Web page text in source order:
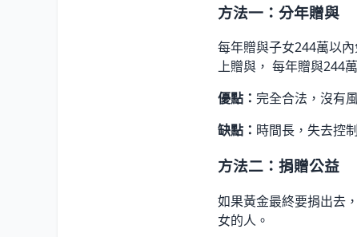
方法一：分年贈與
每年贈與子女244萬以
上贈與， 每年贈與244
優點： 完全合法，沒有
缺點： 時間長，失去控
方法二：捐贈公益
如果黃金最終要捐出去
女的人。